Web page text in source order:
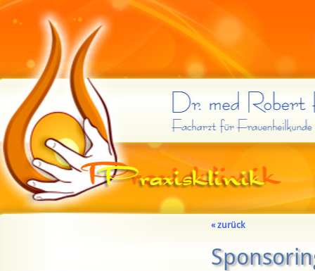
« zurück